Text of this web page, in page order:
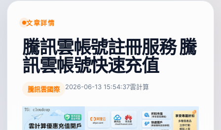
文章詳情
騰訊雲帳號註冊服務 騰
訊雲帳號快速充值
騰訊雲國際 2026-06-13 15:54:37雲計算